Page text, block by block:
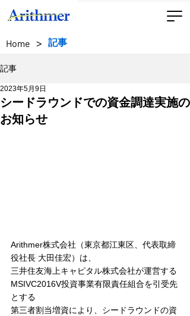
Home > 記事
記事
シードラウンドでの資金調達実施の
お知らせ
2023年5月9日
Arithmer株式会社（東京都江東区、代表取締
役社長 大田佳宏）は、
三井住友海上キャピタル株式会社が運営する
MSIVC2016V投資事業有限責任組合を引受先
とする
第三者割当増資により、シードラウンドの資